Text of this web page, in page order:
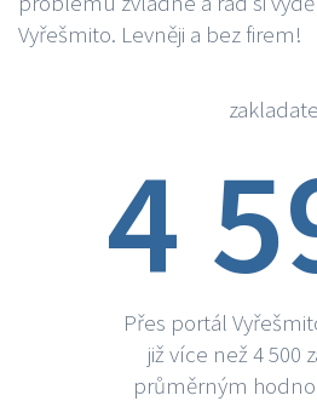
Vyřešmito. Levněji a bez firem!
4
Přes portál
již více než 4 500
průměrným